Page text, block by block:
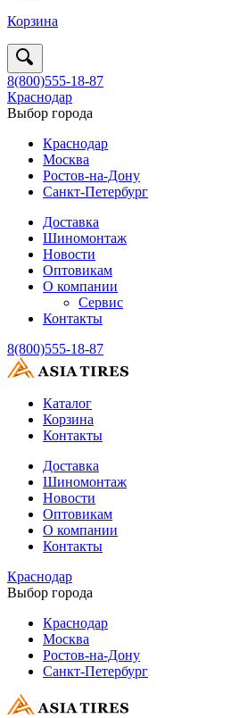
Корзина
8(800)555-18-87
Краснодар
Выбор города
Краснодар
Москва
Ростов-на-Дону
Санкт-Петербург
Доставка
Шиномонтаж
Новости
Оптовикам
О компании
Сервис
Контакты
8(800)555-18-87
Каталог
Корзина
Контакты
Доставка
Шиномонтаж
Новости
Оптовикам
О компании
Контакты
Краснодар
Выбор города
Краснодар
Москва
Ростов-на-Дону
Санкт-Петербург